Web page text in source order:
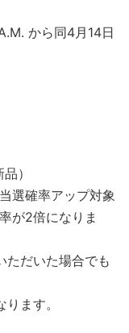
から同4月14日
）
選確率アップ対象
が2倍になりま
ただいた場合でも
ます。